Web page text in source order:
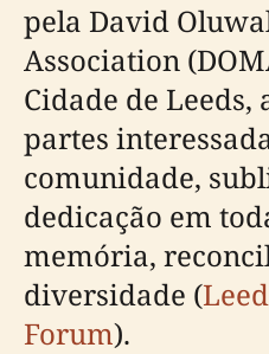
pela David
Association
Cidade de Leeds,
partes
comunidade,
dedicação em
memória,
diversidade (
Forum).